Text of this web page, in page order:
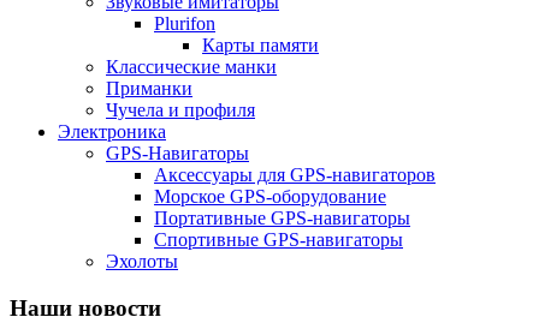
Plurifon
Карты памяти
Классические манки
Приманки
Чучела и профиля
Электроника
GPS-Навигаторы
Аксессуары для GPS-навигаторов
Морское GPS-оборудование
Портативные GPS-навигаторы
Спортивные GPS-навигаторы
Эхолоты
Наши новости